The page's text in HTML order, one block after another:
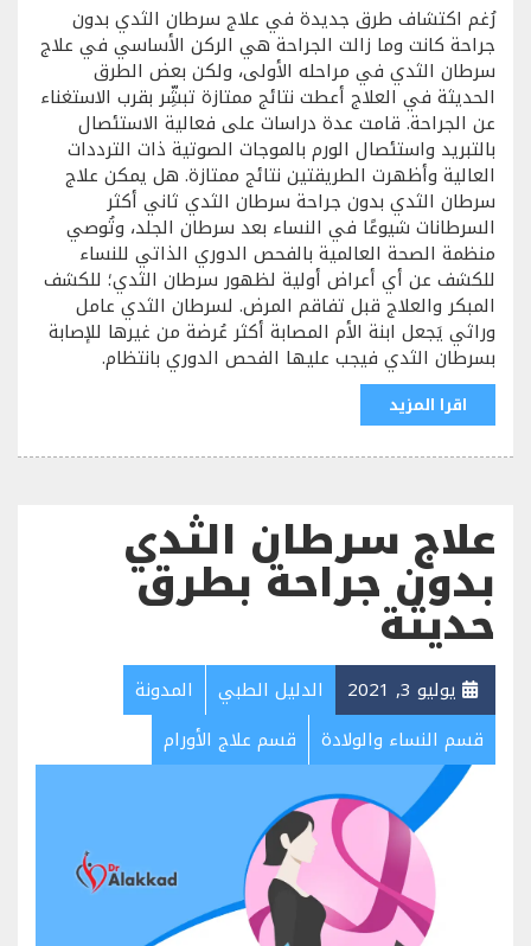
رُغم اكتشاف طرق جديدة في علاج سرطان الثدي بدون
جراحة كانت وما زالت الجراحة هي الركن الأساسي في علاج
سرطان الثدي في مراحله الأولى، ولكن بعض الطرق
الحديثة في العلاج أعطت نتائج ممتازة تبشِّر بقرب الاستغناء
عن الجراحة. قامت عدة دراسات على فعالية الاستئصال
بالتبريد واستئصال الورم بالموجات الصوتية ذات الترددات
العالية وأظهرت الطريقتين نتائج ممتازة. هل يمكن علاج
سرطان الثدي بدون جراحة سرطان الثدي ثاني أكثر
السرطانات شيوعًا في النساء بعد سرطان الجلد، وتُوصي
منظمة الصحة العالمية بالفحص الدوري الذاتي للنساء
للكشف عن أي أعراض أولية لظهور سرطان الثدي؛ للكشف
المبكر والعلاج قبل تفاقم المرض. لسرطان الثدي عامل
وراثي يَجعل ابنة الأم المصابة أكثر عُرضة من غيرها للإصابة
بسرطان الثدي فيجب عليها الفحص الدوري بانتظام.
اقرا المزيد
علاج سرطان الثدي
بدون جراحة بطرق
حديثة
يوليو 3, 2021 الدليل الطبي
المدونة
قسم النساء والولادة
قسم علاج الأورام